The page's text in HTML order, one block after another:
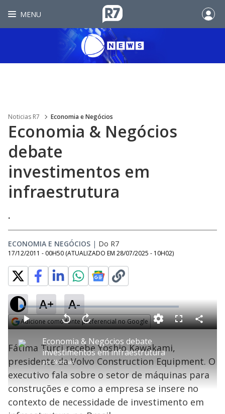
MENU
Noticias R7 Economia e Negócios
Economia & Negócios
debate
investimentos em
infraestrutura
.
ECONOMIA E NEGÓCIOS | Do R7
17/12/2011 - 00H50 (ATUALIZADO EM 28/07/2025 - 10H02)
A+ A-
Adicione como fonte preferencial no Google
P
l
a
Economia & Negócios debate
investimentos em infraestrutura
porNotícias
P V
t
a
r
1
0
e
g
n
d
s
A
a
n
ç
a
r
1
s
e
u
n
o
s
L
o
a
d
e
:
0
.
8
0
%
F
e
n
C
o
i
l
a
Fátima Turci recebe Yoshio Kawakami,
presidente da Volvo Construction Equipment. O
executivo fala sobre o setor de máquinas para
construções e como a empresa se insere no
contexto de necessidade de investimento em